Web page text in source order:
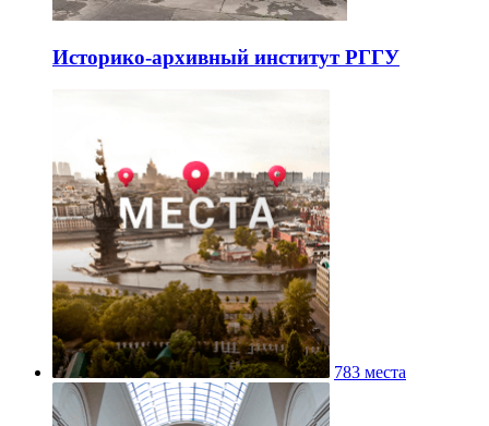
Историко-архивный институт РГГУ
783 места